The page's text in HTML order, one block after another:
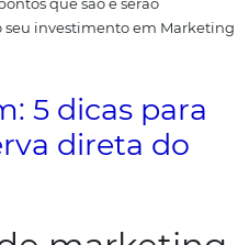
de acordo com a
do seu hotel e
passos para chegar
perfil daqueles hóspedes
Em outras
seu público-alvo.
decisões e exigências dos